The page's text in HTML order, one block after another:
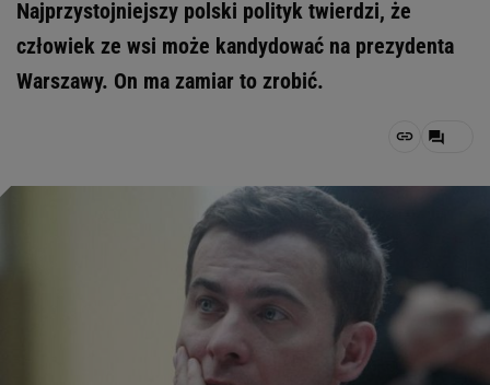
Najprzystojniejszy polski polityk twierdzi, że
człowiek ze wsi może kandydować na prezydenta
Warszawy. On ma zamiar to zrobić.